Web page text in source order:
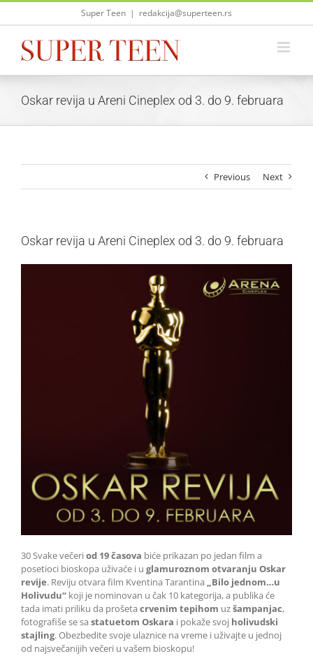
Skip
Super Teen | redakcija@superteen.rs
Oskar revija u Areni Cineplex od 3. do 9. februara
Previous Next
Oskar revija u Areni Cineplex od 3. do 9. februara
30 Svake večeriod 19 časova biće prikazan po jedan film a
posetioci bioskopa uživaće i u glamuroznom otvaranju Oskar
revije. Reviju otvara film Kventina Tarantina „Bilo jednom…u
Holivudu“ koji je nominovan u čak 10 kategorija, a publika će
tada imati priliku da prošeta crvenim tepihom uzšampanjac,
fotografiše se sa statuetom Oskara i pokaže svoj holivudski
stajling. Obezbedite svoje ulaznice na vreme i uživajte u jednoj
od najsvečanijih večeri u vašem bioskopu!